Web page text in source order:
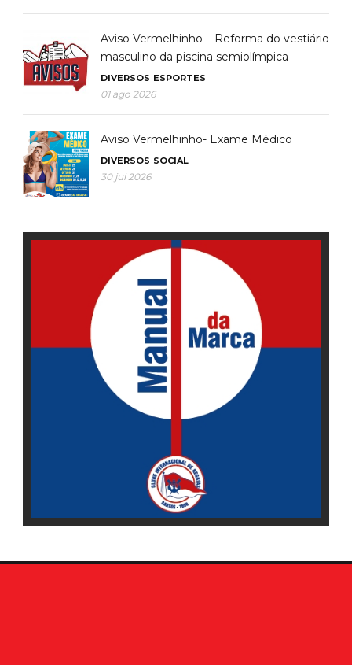
Aviso Vermelhinho – Reforma do vestiário
masculino da piscina semiolímpica
DIVERSOS ESPORTES
01 ago 2026
Aviso Vermelhinho- Exame Médico
DIVERSOS SOCIAL
30 jul 2026